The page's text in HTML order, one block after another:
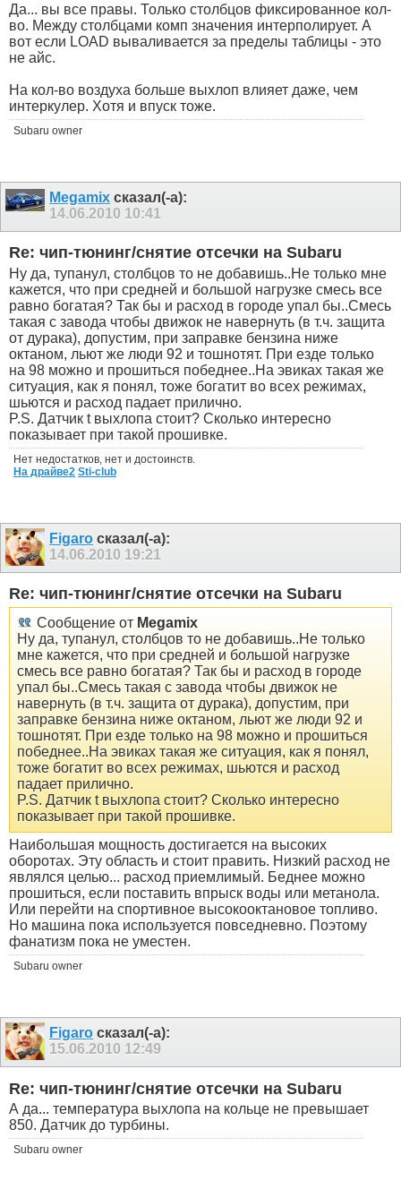
Да... вы все правы. Только столбцов фиксированное кол-
во. Между столбцами комп значения интерполирует. А
вот если LOAD вываливается за пределы таблицы - это
не айс.
На кол-во воздуха больше выхлоп влияет даже, чем
интеркулер. Хотя и впуск тоже.
Subaru owner
Megamix сказал(-а):
14.06.2010 10:41
Re: чип-тюнинг/снятие отсечки на Subaru
Ну да, тупанул, столбцов то не добавишь..Не только мне
кажется, что при средней и большой нагрузке смесь все
равно богатая? Так бы и расход в городе упал бы..Смесь
такая с завода чтобы движок не навернуть (в т.ч. защита
от дурака), допустим, при заправке бензина ниже
октаном, льют же люди 92 и тошнотят. При езде только
на 98 можно и прошиться победнее..На эвиках такая же
ситуация, как я понял, тоже богатит во всех режимах,
шьются и расход падает прилично.
P.S. Датчик t выхлопа стоит? Сколько интересно
показывает при такой прошивке.
Нет недостатков, нет и достоинств.
На драйве2 Sti-club
Figaro сказал(-а):
14.06.2010 19:21
Re: чип-тюнинг/снятие отсечки на Subaru
Сообщение от Megamix
Ну да, тупанул, столбцов то не добавишь..Не только
мне кажется, что при средней и большой нагрузке
смесь все равно богатая? Так бы и расход в городе
упал бы..Смесь такая с завода чтобы движок не
навернуть (в т.ч. защита от дурака), допустим, при
заправке бензина ниже октаном, льют же люди 92 и
тошнотят. При езде только на 98 можно и прошиться
победнее..На эвиках такая же ситуация, как я понял,
тоже богатит во всех режимах, шьются и расход
падает прилично.
P.S. Датчик t выхлопа стоит? Сколько интересно
показывает при такой прошивке.
Наибольшая мощность достигается на высоких
оборотах. Эту область и стоит править. Низкий расход не
являлся целью... расход приемлимый. Беднее можно
прошиться, если поставить впрыск воды или метанола.
Или перейти на спортивное высокооктановое топливо.
Но машина пока используется повседневно. Поэтому
фанатизм пока не уместен.
Subaru owner
Figaro сказал(-а):
15.06.2010 12:49
Re: чип-тюнинг/снятие отсечки на Subaru
А да... температура выхлопа на кольце не превышает
850. Датчик до турбины.
Subaru owner